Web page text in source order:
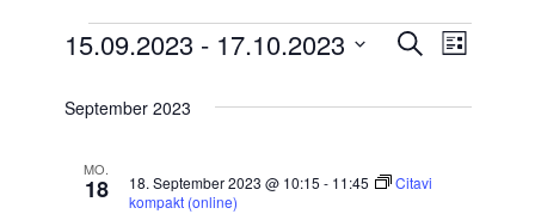
Veranstaltungen Suche
Liste
15.09.2023 - 17.10.2023
wählen.
September 2023
MO.
18 18. September 2023 @ 10:15 - 11:45
Citavi
kompakt (online)